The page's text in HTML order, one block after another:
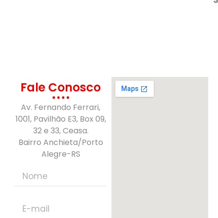
Fale Conosco
Av. Fernando Ferrari,
1001, Pavilhão E3, Box 09,
32 e 33, Ceasa.
Bairro Anchieta/Porto
Alegre-RS